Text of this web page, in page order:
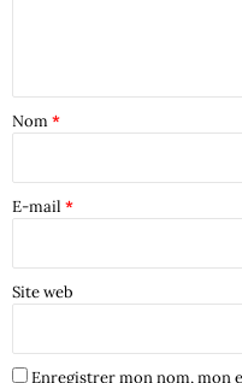
Nom*
E-mail *
Site web
Enregistrer mon nom, mon